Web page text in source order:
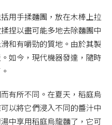
用手揉麵團，放在木棒上拉
捏以盡可能多地去除麵團中
和有嚼勁的質地。由於其製
如今，現代機器發達，隨時
有所不同。在夏天，稻庭烏
以將它們浸入不同的醬汁中
中享用稻庭烏龍麵了，它可